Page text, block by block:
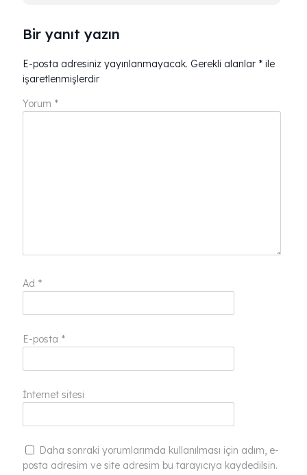
Bir yanıt yazın
E-posta adresiniz yayınlanmayacak. Gerekli alanlar * ile
işaretlenmişlerdir
Yorum *
Ad *
E-posta *
İnternet sitesi
Daha sonraki yorumlarımda kullanılması için adım, e-
posta adresim ve site adresim bu tarayıcıya kaydedilsin.